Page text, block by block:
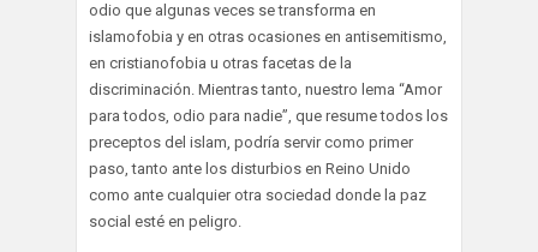
odio que algunas veces se transforma en
islamofobia y en otras ocasiones en antisemitismo,
en cristianofobia u otras facetas de la
discriminación. Mientras tanto, nuestro lema “Amor
para todos, odio para nadie”, que resume todos los
preceptos del islam, podría servir como primer
paso, tanto ante los disturbios en Reino Unido
como ante cualquier otra sociedad donde la paz
social esté en peligro.